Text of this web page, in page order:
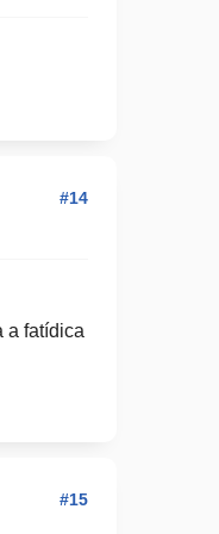
#14
a fatídica
#15